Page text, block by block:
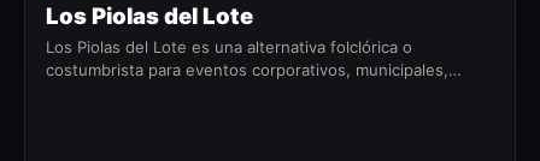
Los Piolas del Lote
Los Piolas del Lote es una alternativa folclórica o
costumbrista para eventos corporativos, municipales,